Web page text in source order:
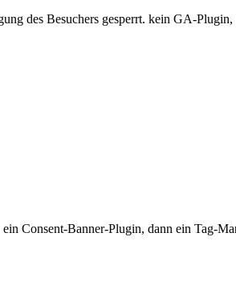
des Besuchers gesperrt. kein GA-
Consent-Banner-Plugin, dann ein Tag-